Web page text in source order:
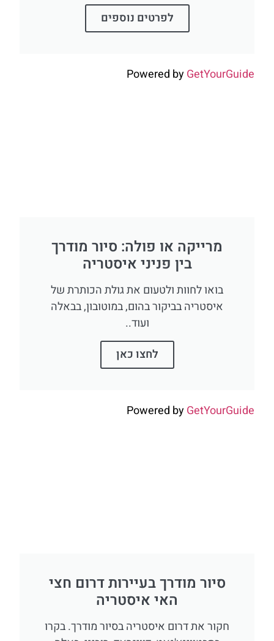
לפרטים נוספים
Powered byGetYourGuide
מרייקה או פולה: סיור מודרך
בין פניני איסטריה
בואו לחוות ולטעום את גולת הכותרת של
איסטריה בביקור בהום, במוטובון, בבאלה
ועוד..
לחצו כאן
Powered byGetYourGuide
סיור מודרך בעיירות דרום חצי
האי איסטריה
חקור את דרום איסטריה בסיור מודרך. בקרו